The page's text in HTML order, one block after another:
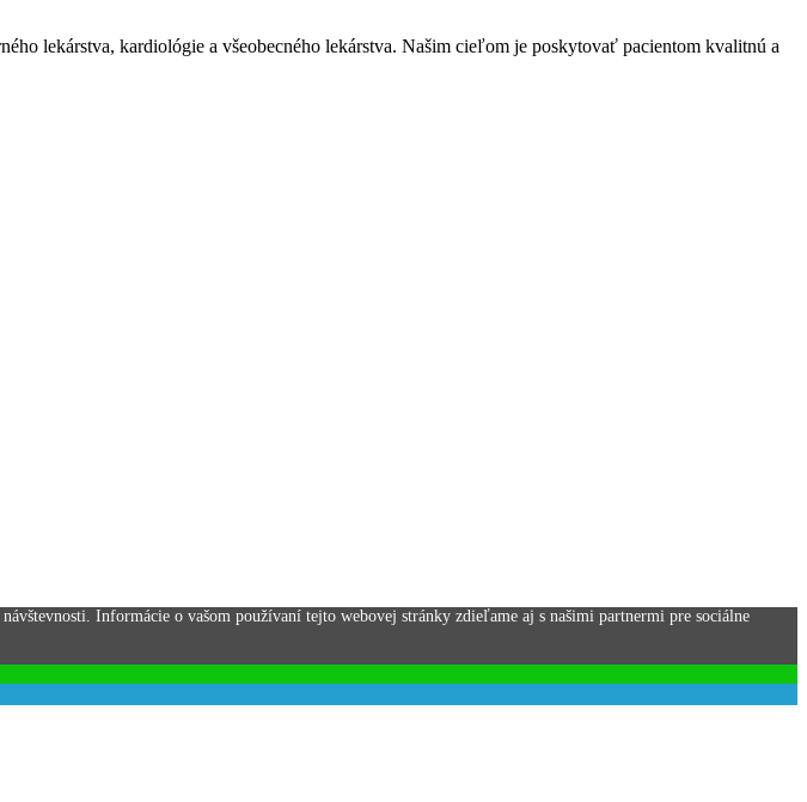
lekárstva, kardiológie a všeobecného lekárstva. Našim cieľom je poskytovať pacientom kvalitnú a
Informácie o vašom používaní tejto webovej stránky zdieľame aj s našimi partnermi pre sociálne